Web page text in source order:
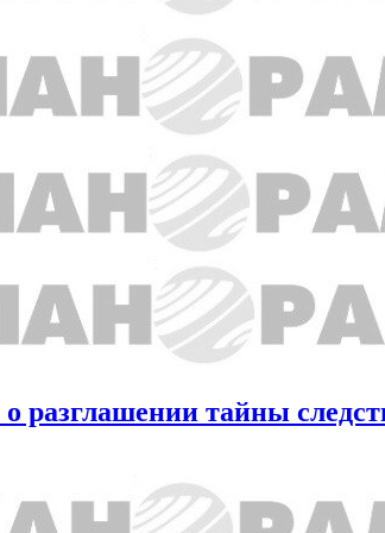
разглашении тайны